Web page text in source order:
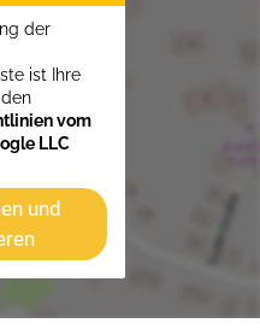
der
ist Ihre
vom
LLC
und